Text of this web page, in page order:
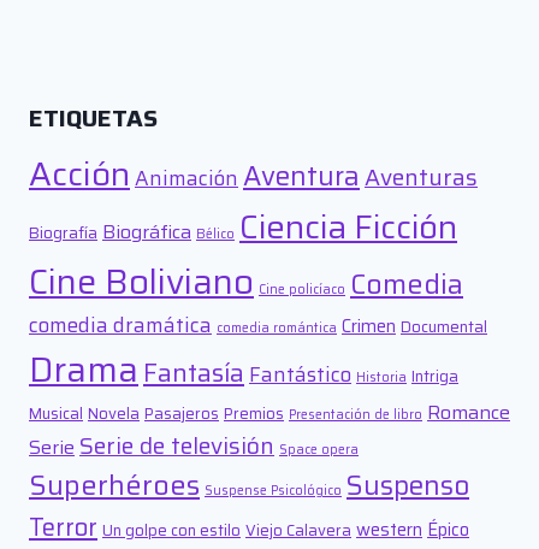
ETIQUETAS
AcciónAnimaciónAventuraAventuras
BiografíaBiográfica Bélico Ciencia Ficción
Cine Boliviano Cine policíaco Comedia
comedia dramática comedia romántica Crimen Documental
DramaFantasía Fantástico Historia Intriga
MusicalNovelaPasajerosPremios Presentación de libro Romance
SerieSerie de televisión Space opera
Superhéroes Suspense Psicológico Suspenso
Terror Un golpe con estiloViejo Calaverawestern Épico